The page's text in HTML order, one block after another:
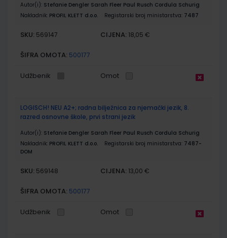
Autor(i): Stefanie Dengler Sarah Fleer Paul Rusch Cordula Schurig
Nakladnik: PROFIL KLETT d.o.o. Registarski broj ministarstva: 7487
SKU: 569147 CIJENA: 18,05 €
ŠIFRA OMOTA: 500177
Udžbenik Omot
LOGISCH! NEU A2+; radna bilježnica za njemački jezik, 8.
razred osnovne škole, prvi strani jezik
Autor(i): Stefanie Dengler Sarah Fleer Paul Rusch Cordula Schurig
Nakladnik: PROFIL KLETT d.o.o. Registarski broj ministarstva: 7487-
DOM
SKU: 569148 CIJENA: 13,00 €
ŠIFRA OMOTA: 500177
Udžbenik Omot